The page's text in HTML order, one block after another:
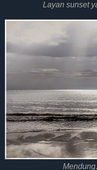
Layan sunset